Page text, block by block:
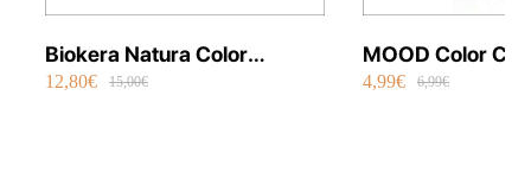
Biokera Natura Color
Orgánico 70 ml
12,80€ 15,00€
MOOD Color
Permanente
4,99€ 6,99€